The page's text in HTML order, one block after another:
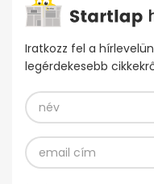
Iratkozz fel a
legérdekesebb